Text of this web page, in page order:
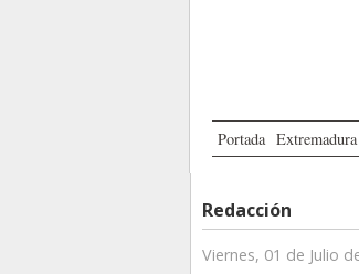
Portada Extremadura
Redacción
Viernes, 01 de Julio